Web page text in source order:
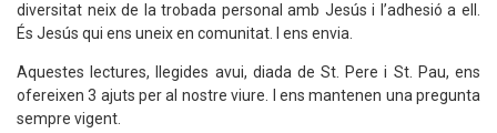
diversitat neix de la trobada personal amb Jesús i l’adhesió a ell.
És Jesús qui ens uneix en comunitat. I ens envia.
Aquestes lectures, llegides avui, diada de St. Pere i St. Pau, ens
ofereixen 3 ajuts per al nostre viure. I ens mantenen una pregunta
sempre vigent.